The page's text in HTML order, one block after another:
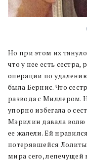
Но при этом их
что у нее есть сестра,
операции по
была Бернис. Что
развода с Миллером.
упорно избегала о
Мэрилин давала волю
ее жалели. Ей
потерявшейся
мира сего,